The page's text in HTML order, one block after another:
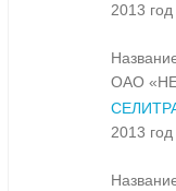
2013 год
ОАО
2013 год